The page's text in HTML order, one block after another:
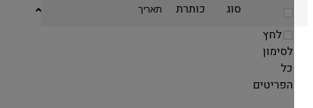
כותרת תאריך
לחץ
לסימון
הפריטים